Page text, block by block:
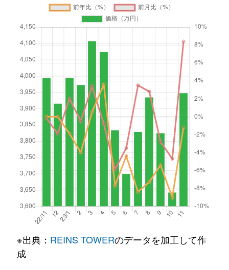
※出典： REINS TOWERのデータを加工して作
成